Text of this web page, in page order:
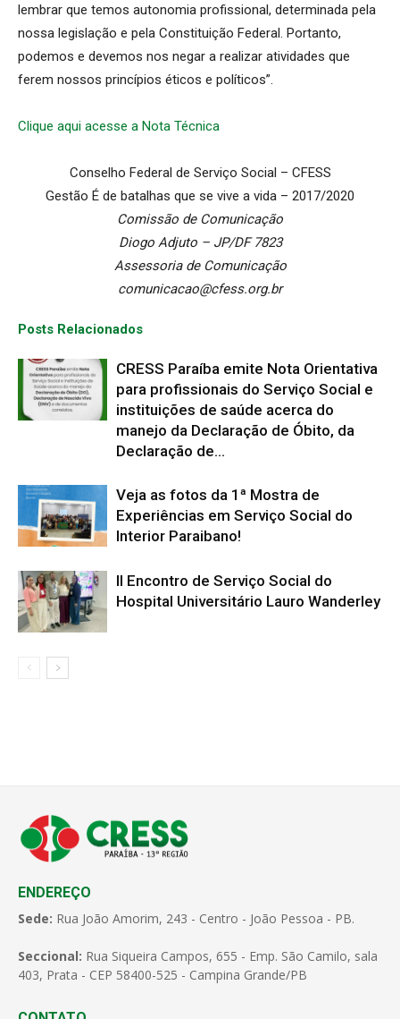
lembrar que temos autonomia profissional, determinada pela
nossa legislação e pela Constituição Federal. Portanto,
podemos e devemos nos negar a realizar atividades que
ferem nossos princípios éticos e políticos”.
Clique aqui acesse a Nota Técnica
Conselho Federal de Serviço Social – CFESS
Gestão É de batalhas que se vive a vida – 2017/2020
Comissão de Comunicação
Diogo Adjuto – JP/DF 7823
Assessoria de Comunicação
comunicacao@cfess.org.br
Posts Relacionados
CRESS Paraíba emite Nota Orientativa
para profissionais do Serviço Social e
instituições de saúde acerca do
manejo da Declaração de Óbito, da
Declaração de...
Veja as fotos da 1ª Mostra de
Experiências em Serviço Social do
Interior Paraibano!
II Encontro de Serviço Social do
Hospital Universitário Lauro Wanderley
ENDEREÇO
Sede: Rua João Amorim, 243 - Centro - João Pessoa - PB.
Seccional: Rua Siqueira Campos, 655 - Emp. São Camilo, sala
403, Prata - CEP 58400-525 - Campina Grande/PB